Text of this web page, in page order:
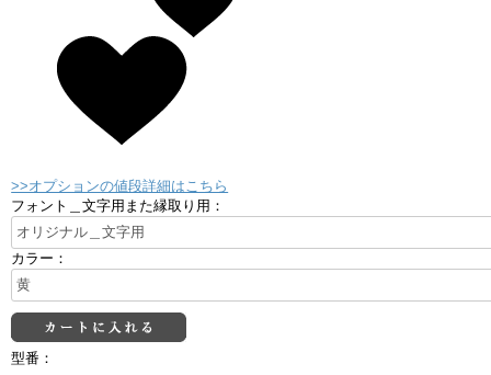
>>オプションの値段詳細はこちら
フォント＿文字用また縁取り用：
カラー：
型番：